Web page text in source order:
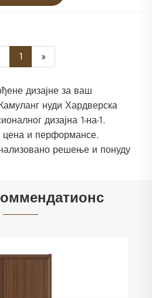
1 »
дизајне за ваш
нуди Хардверска
дизајна 1-на-1.
цена и перформансе.
решење и понуду